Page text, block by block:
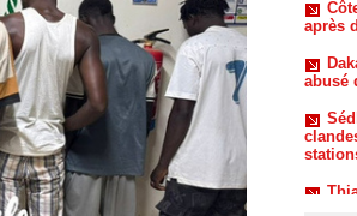
abusé
et